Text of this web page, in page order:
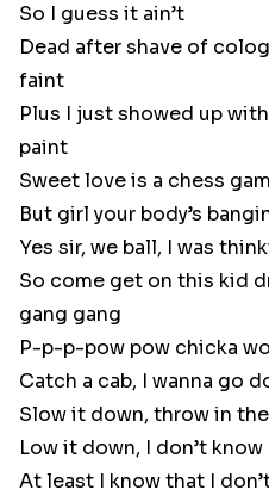
So I guess it ain’t
Dead after shave of
faint
Plus I just showed up
paint
Sweet love is a chess
But girl your body’s
Yes sir, we ball, I was
So come get on this kid
gang gang
P-p-p-pow pow chicka
Catch a cab, I wanna go
Slow it down, throw in
Low it down, I don’t
At least I know that I